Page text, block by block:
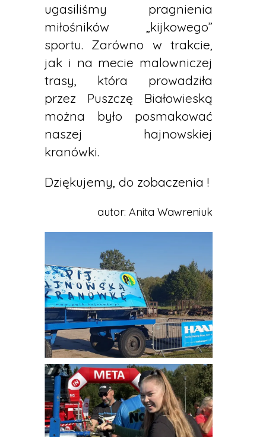
ugasiliśmy pragnienia
miłośników „kijkowego”
sportu. Zarówno w trakcie,
jak i na mecie malowniczej
trasy, która prowadziła
przez Puszczę Białowieską
można było posmakować
naszej hajnowskiej
kranówki.
Dziękujemy, do zobaczenia !
autor: Anita Wawreniuk